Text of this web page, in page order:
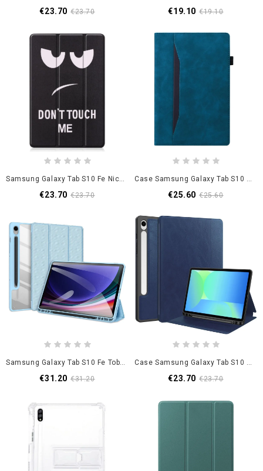
€23.70 €23.70 €19.10 €19.10
Samsung Galaxy Tab S10 Fe Nicht Anfassen!
€23.70 €23.70
Case Samsung Galaxy Tab S10 Fe Stifthalter Und Vordertasche
€25.60 €25.60
Samsung Galaxy Tab S10 Fe Toby Serie Dux Ducis
€31.20 €31.20
Case Samsung Galaxy Tab S10 Fe Handyhülle Lederoptik
€23.70 €23.70